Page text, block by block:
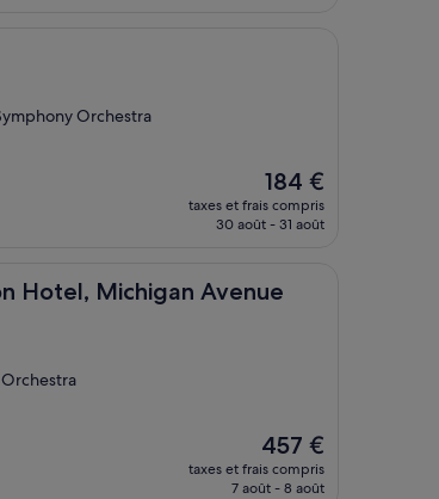
Orchestra
Le
nouveau
prix
184 €
184 €
taxes et frais compris
30 août - 31 août
Hotel, Michigan Avenue
Avenue Chicago
Le
nouveau
prix
457 €
taxes et frais compris
7 août - 8 août